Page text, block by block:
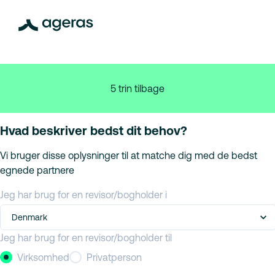
5 trin tilbage
Hvad beskriver bedst dit behov?
Vi bruger disse oplysninger til at matche dig med de bedst
egnede partnere
Jeg har brug for en revisor/bogholder i
Denmark
Jeg har brug for en revisor/bogholder til
Virksomhed
Privatperson